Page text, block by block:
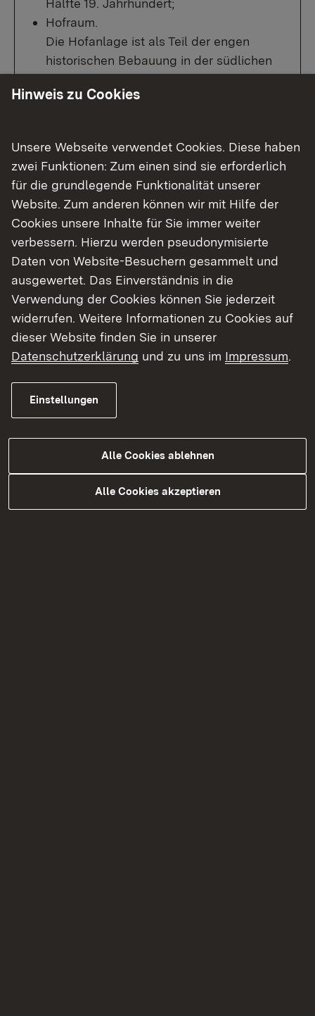
Hälfte 19. Jahrhundert;
Hofraum.
Die Hofanlage ist als Teil der engen
historischen Bebauung in der südlichen
Wassergrabens von
Süden ausgerichteten Wohnhaus, der
rückwärtigen Stallscheune und dem
zugehörigem Hofraum zusammen. Mit
seiner giebelseitigen Vorkragung über
Knaggen zeugt das Wohnhaus von seinem
verhältnismäßig hohen Alter und besitzt
daher hauskundliche Aussagekraft. Als
weitgehend geschlossen überlieferte
Hofanlage verdeutlicht das Anwesen
zudem bäuerlich geprägte Lebens-,
Erwerbs- und Wirtschaftsverhältnisse von
der 2. Hälfte des 16. bis ins 19. Jahrhundert
in Richen.
Weitere Informationen
Hinweis zu Cookies
Unsere Webseite verwendet Cookies. Diese haben
zwei Funktionen: Zum einen sind sie erforderlich
für die grundlegende Funktionalität unserer
Website. Zum anderen können wir mit Hilfe der
Cookies unsere Inhalte für Sie immer weiter
verbessern. Hierzu werden pseudonymisierte
Daten von Website-Besuchern gesammelt und
ausgewertet. Das Einverständnis in die
Verwendung der Cookies können Sie jederzeit
widerrufen. Weitere Informationen zu Cookies auf
dieser Website finden Sie in unserer
Datenschutzerklärung und zu uns im Impressum.
Einstellungen
Alle Cookies ablehnen
Alle Cookies akzeptieren